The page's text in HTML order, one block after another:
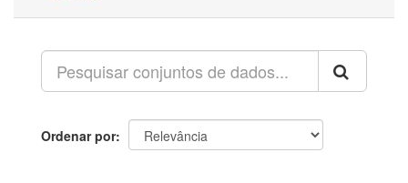
Ordenar por